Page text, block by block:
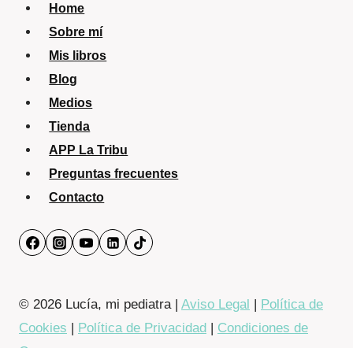
Home
Sobre mí
Mis libros
Blog
Medios
Tienda
APP La Tribu
Preguntas frecuentes
Contacto
© 2026 Lucía, mi pediatra | Aviso Legal | Política de
Cookies | Política de Privacidad | Condiciones de